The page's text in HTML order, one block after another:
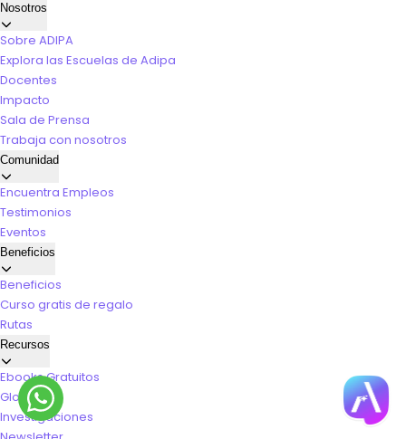
Nosotros
Sobre ADIPA
Explora las Escuelas de Adipa
Docentes
Impacto
Sala de Prensa
Trabaja con nosotros
Comunidad
Encuentra Empleos
Testimonios
Eventos
Beneficios
Beneficios
Curso gratis de regalo
Rutas
Recursos
Ebooks Gratuitos
Glosario
Investigaciones